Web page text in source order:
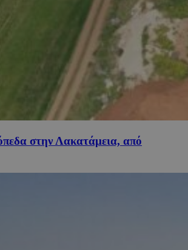
στην Λακατάμεια, από